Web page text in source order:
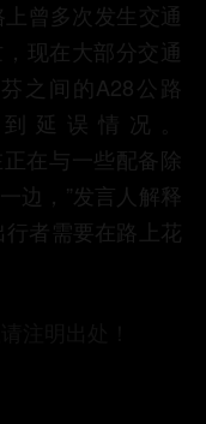
曾多次发生交通
现在大部分交通
之间的A28公路
延误情况。
在与一些配备除
边，”发言人解释
者需要在路上花